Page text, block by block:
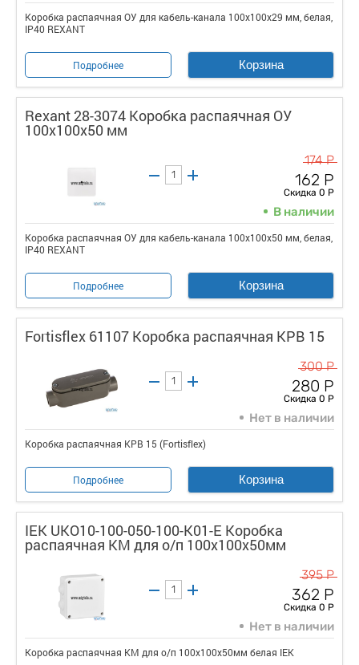
Коробка распаячная ОУ для кабель-канала 100х100х29 мм, белая,
IP40 REXANT
Подробнее Корзина
Rexant 28-3074 Коробка распаячная ОУ
100х100х50 мм
174 Р
162 Р
Скидка 0 Р
В наличии
Коробка распаячная ОУ для кабель-канала 100х100х50 мм, белая,
IP40 REXANT
Подробнее Корзина
Fortisflex 61107 Коробка распаячная КРВ 15
300 Р
280 Р
Скидка 0 Р
Нет в наличии
Коробка распаячная КРВ 15 (Fortisflex)
Подробнее Корзина
IEK UKO10-100-050-100-K01-E Коробка
распаячная КМ для о/п 100х100х50мм
395 Р
362 Р
Скидка 0 Р
Нет в наличии
Коробка распаячная КМ для о/п 100х100х50мм белая IEK